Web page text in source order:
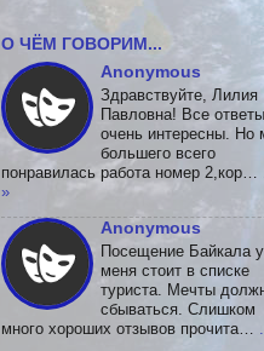
О ЧЁМ ГОВОРИМ...
Anonymous
Здравствуйте, Лилия
Павловна! Все ответы
очень интересны. Но
большего всего
понравилась работа номер 2,кор…
»
Anonymous
Посещение Байкала у
меня стоит в списке
туриста. Мечты
сбываться. Слишком
много хороших отзывов прочита…